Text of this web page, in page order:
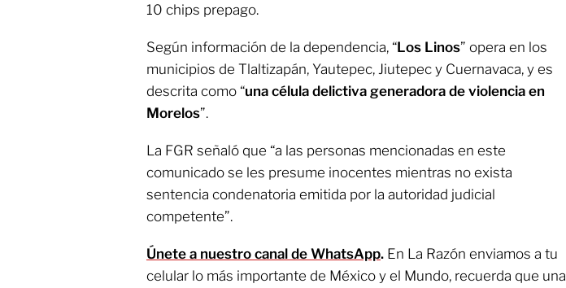
10 chips prepago.
Según información de la dependencia, “Los Linos” opera en los
municipios de Tlaltizapán, Yautepec, Jiutepec y Cuernavaca, y es
descrita como “una célula delictiva generadora de violencia en
Morelos”.
La FGR señaló que “a las personas mencionadas en este
comunicado se les presume inocentes mientras no exista
sentencia condenatoria emitida por la autoridad judicial
competente”.
Únete a nuestro canal de WhatsApp. En La Razón enviamos a tu
celular lo más importante de México y el Mundo, recuerda que una